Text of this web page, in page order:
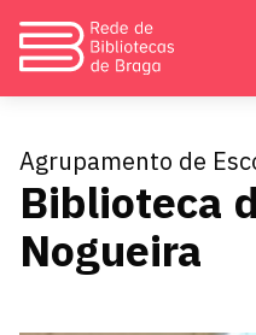
Agrupamento de
Biblioteca
Nogueira